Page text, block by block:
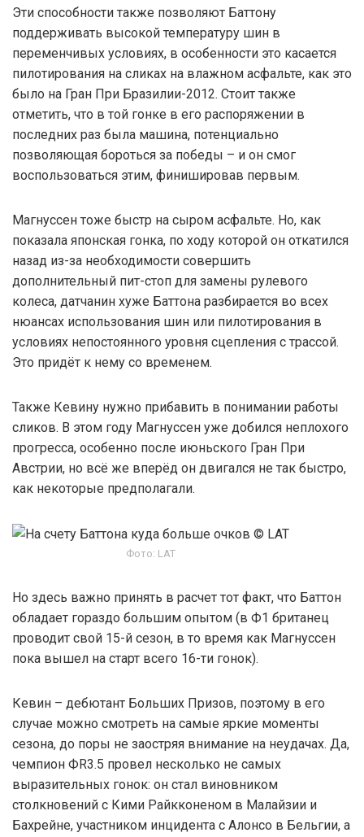
Эти способности также позволяют Баттону
поддерживать высокой температуру шин в
переменчивых условиях, в особенности это касается
пилотирования на сликах на влажном асфальте, как это
было на Гран При Бразилии-2012. Стоит также
отметить, что в той гонке в его распоряжении в
последних раз была машина, потенциально
позволяющая бороться за победы – и он смог
воспользоваться этим, финишировав первым.
Магнуссен тоже быстр на сыром асфальте. Но, как
показала японская гонка, по ходу которой он откатился
назад из-за необходимости совершить
дополнительный пит-стоп для замены рулевого
колеса, датчанин хуже Баттона разбирается во всех
нюансах использования шин или пилотирования в
условиях непостоянного уровня сцепления с трассой.
Это придёт к нему со временем.
Также Кевину нужно прибавить в понимании работы
сликов. В этом году Магнуссен уже добился неплохого
прогресса, особенно после июньского Гран При
Австрии, но всё же вперёд он двигался не так быстро,
как некоторые предполагали.
Фото: LAT
Но здесь важно принять в расчет тот факт, что Баттон
обладает гораздо большим опытом (в Ф1 британец
проводит свой 15-й сезон, в то время как Магнуссен
пока вышел на старт всего 16-ти гонок).
Кевин – дебютант Больших Призов, поэтому в его
случае можно смотреть на самые яркие моменты
сезона, до поры не заостряя внимание на неудачах. Да,
чемпион ФR3.5 провел несколько не самых
выразительных гонок: он стал виновником
столкновений с Кими Райкконеном в Малайзии и
Бахрейне, участником инцидента с Алонсо в Бельгии, а